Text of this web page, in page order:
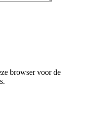
browser voor de